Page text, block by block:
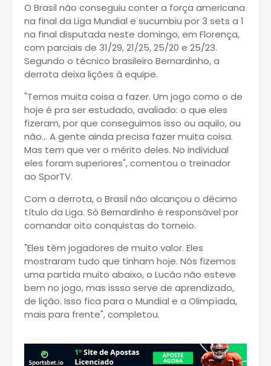
O Brasil não conseguiu conter a força americana
na final da Liga Mundial e sucumbiu por 3 sets a 1
na final disputada neste domingo, em Florença,
com parciais de 31/29, 21/25, 25/20 e 25/23.
Segundo o técnico brasileiro Bernardinho, a
derrota deixa lições à equipe.
"Temos muita coisa a fazer. Um jogo como o de
hoje é pra ser estudado, avaliado: o que eles
fizeram, por que conseguimos isso ou aquilo, ou
não... A gente ainda precisa fazer muita coisa.
Mas tem que ver o mérito deles. No individual
eles foram superiores", comentou o treinador
ao SporTV.
Com a derrota, o Brasil não alcançou o décimo
título da Liga. Só Bernardinho é responsável por
comandar oito conquistas do torneio.
"Eles têm jogadores de muito valor. Eles
mostraram tudo que tinham hoje. Nós fizemos
uma partida muito abaixo, o Lucão não esteve
bem no jogo, mas issso serve de aprendizado,
de lição. Isso fica para o Mundial e a Olimpíada,
mais para frente", completou.